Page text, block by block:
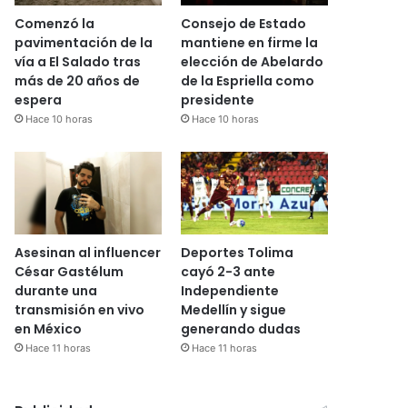
Comenzó la
pavimentación de la
vía a El Salado tras
más de 20 años de
espera
Hace 10 horas
Consejo de Estado
mantiene en firme la
elección de Abelardo
de la Espriella como
presidente
Hace 10 horas
Asesinan al influencer
César Gastélum
durante una
transmisión en vivo
en México
Hace 11 horas
Deportes Tolima
cayó 2-3 ante
Independiente
Medellín y sigue
generando dudas
Hace 11 horas